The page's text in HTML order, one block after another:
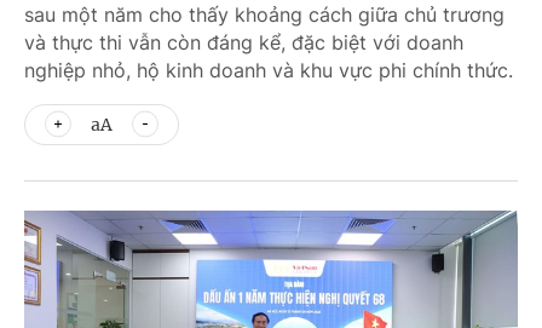
sau một năm cho thấy khoảng cách giữa chủ trương
và thực thi vẫn còn đáng kể, đặc biệt với doanh
nghiệp nhỏ, hộ kinh doanh và khu vực phi chính thức.
aA